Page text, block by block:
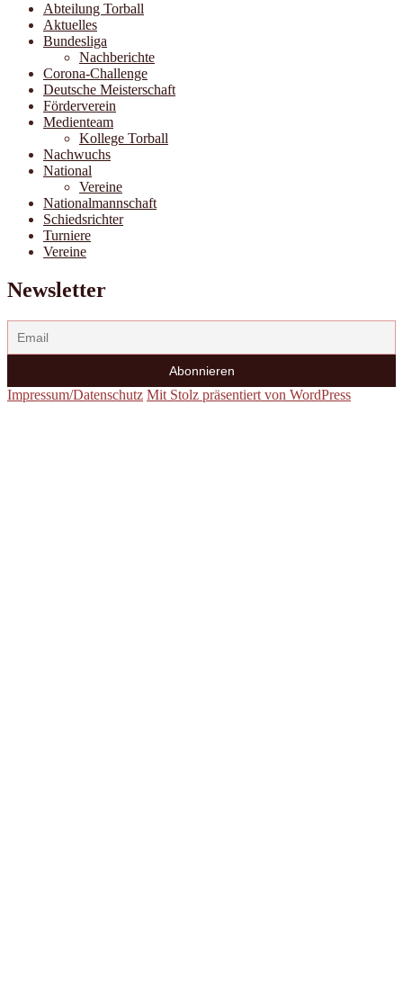
Abteilung Torball
Aktuelles
Bundesliga
Nachberichte
Corona-Challenge
Deutsche Meisterschaft
Förderverein
Medienteam
Kollege Torball
Nachwuchs
National
Vereine
Nationalmannschaft
Schiedsrichter
Turniere
Vereine
Newsletter
Impressum/Datenschutz Mit Stolz präsentiert von WordPress